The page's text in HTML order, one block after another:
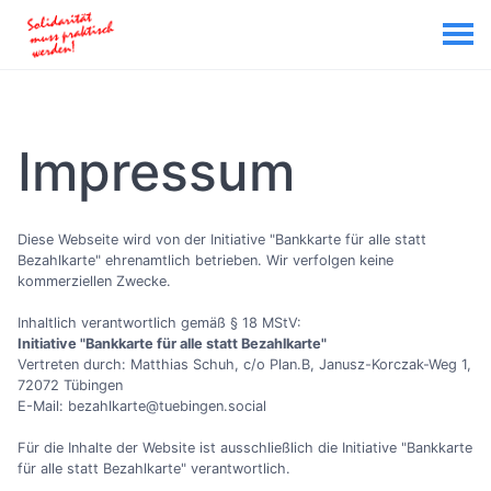
Impressum
Diese Webseite wird von der Initiative "Bankkarte für alle statt
Bezahlkarte" ehrenamtlich betrieben. Wir verfolgen keine
kommerziellen Zwecke.
Inhaltlich verantwortlich gemäß § 18 MStV:
Initiative "Bankkarte für alle statt Bezahlkarte"
Vertreten durch: Matthias Schuh, c/o Plan.B, Janusz-Korczak-Weg 1,
72072 Tübingen
E-Mail: bezahlkarte@tuebingen.social
Für die Inhalte der Website ist ausschließlich die Initiative "Bankkarte
für alle statt Bezahlkarte" verantwortlich.